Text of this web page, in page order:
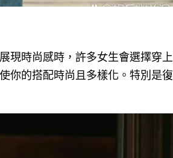
現時尚感時，許多女生會選擇穿上
你的搭配時尚且多樣化。特別是復